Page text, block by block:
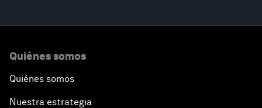
Quiénes somos
Quiénes somos
Nuestra estrategia